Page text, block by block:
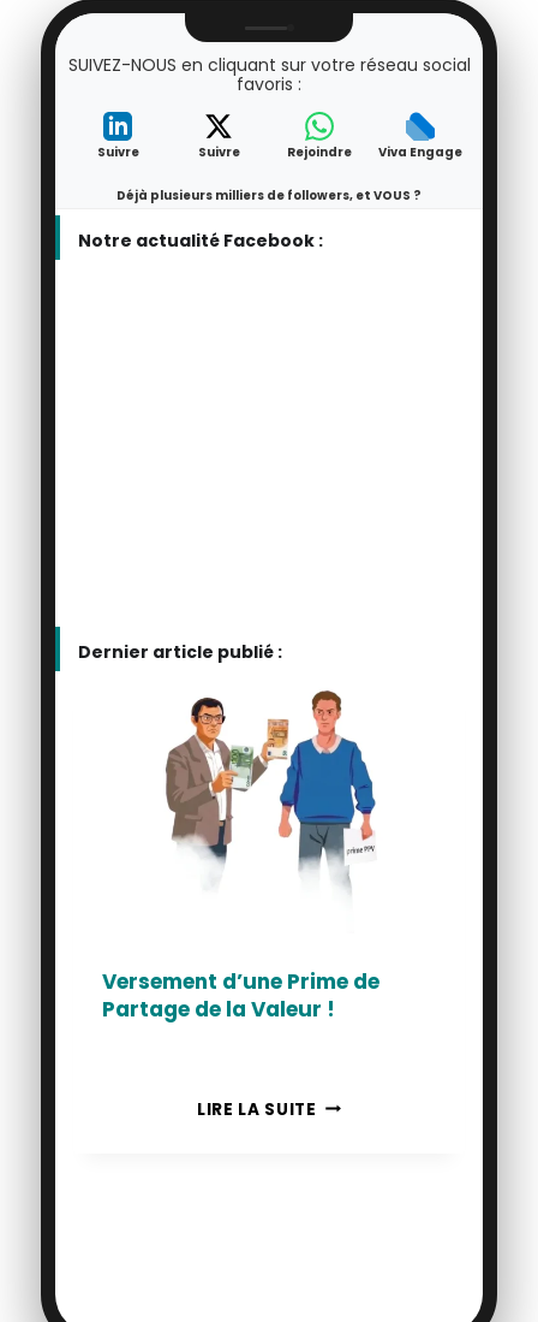
SUIVEZ-NOUS en cliquant sur votre réseau social
favoris :
Suivre Suivre Rejoindre Viva Engage
Déjà plusieurs milliers de followers, et VOUS ?
Notre actualité Facebook :
Dernier article publié :
Versement d’une Prime de
Partage de la Valeur !
LIRE LA SUITE VERSEMENT